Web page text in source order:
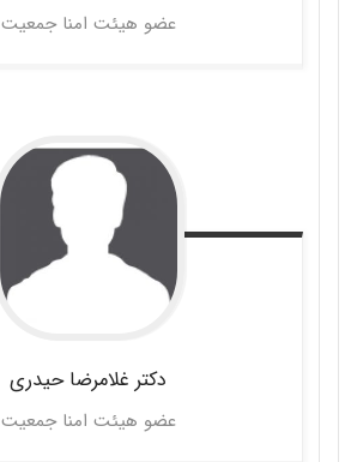
عضو هیئت امنا جمعیت
دکتر غلامرضاحیدری
عضو هیئت امنا جمعیت